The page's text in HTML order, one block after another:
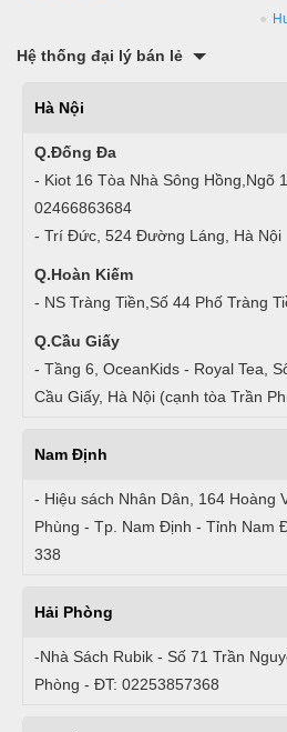
Hệ thống đại lý bán lẻ
Hà Nội
Q.Đống Đa
- Kiot 16 Tòa Nhà Sông Hồng,Ngõ
02466863684
- Trí Đức, 524 Đường Láng, Hà Nội
Q.Hoàn Kiếm
- NS Tràng Tiền,Số 44 Phố Tràng
Q.Cầu Giấy
- Tầng 6, OceanKids - Royal Tea,
Cầu Giấy, Hà Nội (cạnh tòa Trần
Nam Định
- Hiệu sách Nhân Dân, 164 Hoàng
Phùng - Tp. Nam Định - Tỉnh Nam
338
Hải Phòng
-Nhà Sách Rubik - Số 71 Trần
Phòng - ĐT: 02253857368